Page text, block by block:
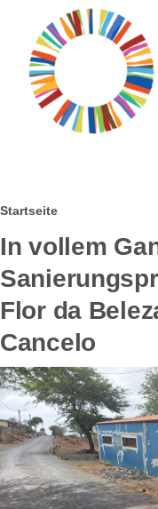
Direkt zum Inhalt
Pfadnavigation
Startseite
In vollem
Flor da
Cancelo